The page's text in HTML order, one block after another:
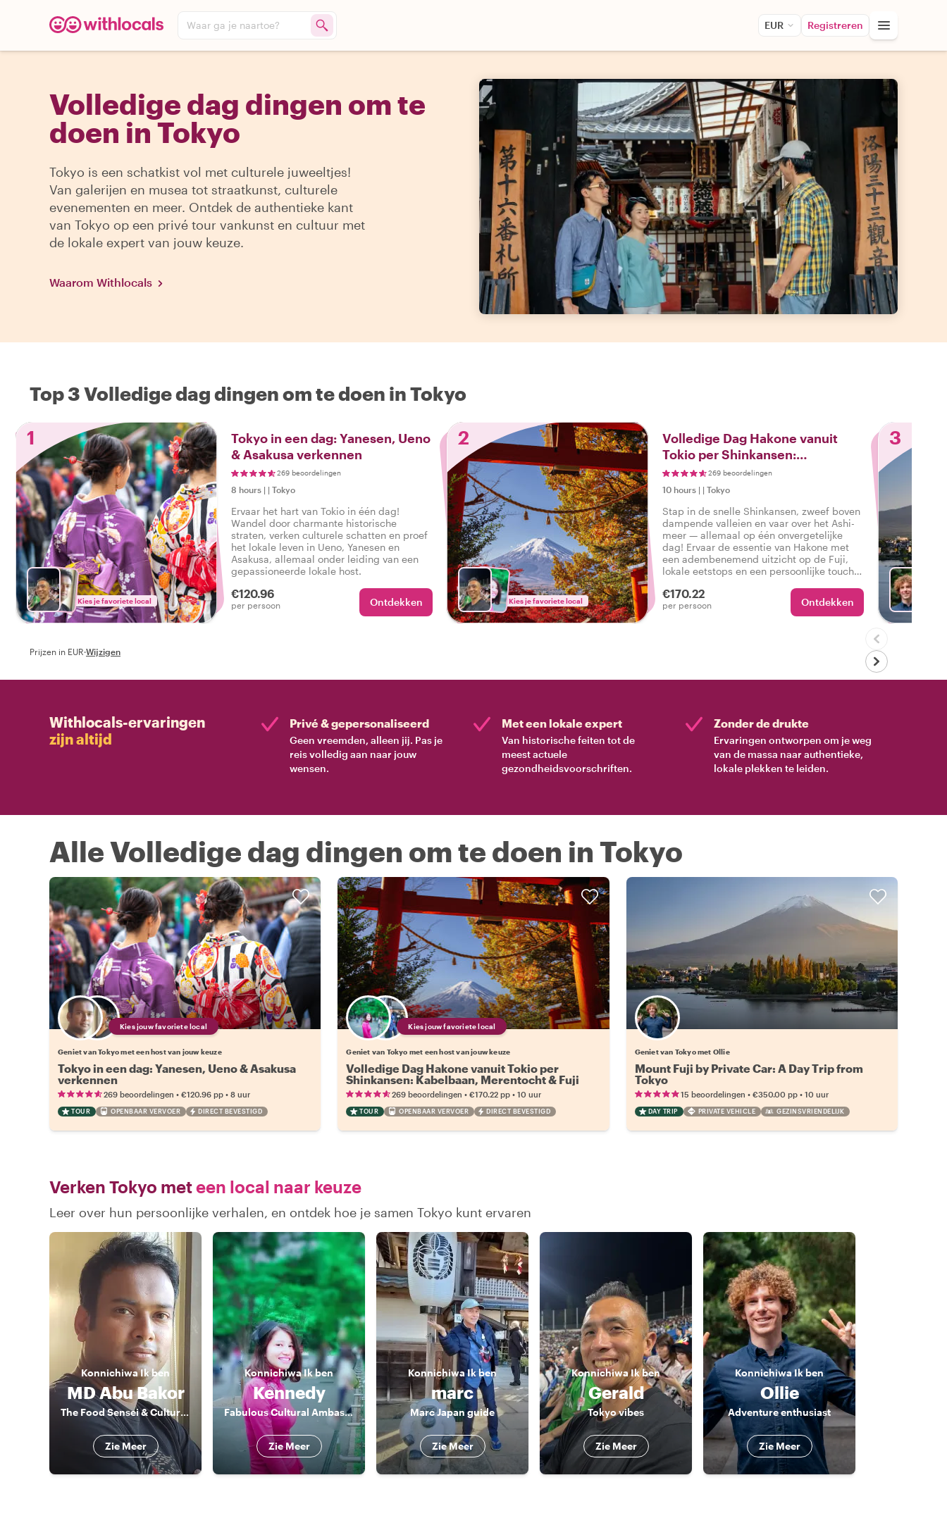
Waar ga je naartoe? EUR Registreren
Volledige dag dingen om te
doen in Tokyo
Tokyo is een schatkist vol met culturele juweeltjes!
Van galerijen en musea tot straatkunst, culturele
evenementen en meer. Ontdek de authentieke kant
van Tokyo op een privé tour vankunst en cultuur met
de lokale expert van jouw keuze.
Waarom Withlocals
Top 3 Volledige dag dingen om te doen in Tokyo
1
Kies je favoriete local
Tokyo in een dag: Yanesen, Ueno
& Asakusa verkennen
269 beoordelingen
8 hours | | Tokyo
Ervaar het hart van Tokio in één dag!
Wandel door charmante historische
straten, verken culturele schatten en proef
het lokale leven in Ueno, Yanesen en
Asakusa, allemaal onder leiding van een
gepassioneerde lokale host.
€120.96
per persoon Ontdekken
2
Kies je favoriete local
Volledige Dag Hakone vanuit
Tokio per Shinkansen:
Kabelbaan, Merentocht & Fuji
Uitzichten
269 beoordelingen
10 hours | | Tokyo
Stap in de snelle Shinkansen, zweef boven
dampende valleien en vaar over het Ashi-
meer — allemaal op één onvergetelijke
dag! Ervaar de essentie van Hakone met
een adembenemend uitzicht op de Fuji,
lokale eetstops en een persoonlijke touch
€170.22
per persoon Ontdekken
3
Prijzen in EUR·Wijzigen
Withlocals-ervaringen
zijn altijd
Privé & gepersonaliseerd
Geen vreemden, alleen jij. Pas je
reis volledig aan naar jouw
wensen.
Met een lokale expert
Van historische feiten tot de
meest actuele
gezondheidsvoorschriften.
Zonder de drukte
Ervaringen ontworpen om je weg
van de massa naar authentieke,
lokale plekken te leiden.
Alle Volledige dag dingen om te doen in Tokyo
Kies jouw favoriete local
Geniet van Tokyo met een host van jouw keuze
Tokyo in een dag: Yanesen, Ueno & Asakusa
verkennen
269 beoordelingen • €120.96 pp • 8 uur
TOUR OPENBAAR VERVOER DIRECT BEVESTIGD
Kies jouw favoriete local
Geniet van Tokyo met een host van jouw keuze
Volledige Dag Hakone vanuit Tokio per
Shinkansen: Kabelbaan, Merentocht & Fuji
Uitzichten269 beoordelingen •€170.22 pp •10 uur
TOUR OPENBAAR VERVOER DIRECT BEVESTIGD
Geniet van Tokyo met Ollie
Mount Fuji by Private Car: A Day Trip from
Tokyo
15 beoordelingen • €350.00 pp• 10 uur
DAY TRIP PRIVATE VEHICLE GEZINSVRIENDELIJK
Verken Tokyo meteen local naar keuze
Leer over hun persoonlijke verhalen, en ontdek hoe je samen Tokyo kunt ervaren
KonnichiwaIk ben
MD Abu Bakor
The Food Sensei & Culture Guide
Zie Meer
KonnichiwaIk ben
Kennedy
Fabulous Cultural Ambassador
Zie Meer
Konnichiwa Ik ben
marc
Marc Japan guide
Zie Meer
KonnichiwaIk ben
Gerald
Tokyo vibes
Zie Meer
Konnichiwa Ik ben
Ollie
Adventure enthusiast
Zie Meer